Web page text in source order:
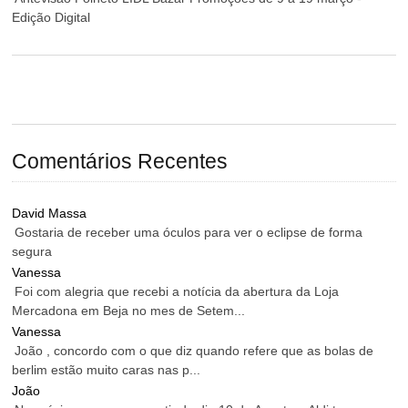
Edição Digital
Comentários Recentes
David Massa
Gostaria de receber uma óculos para ver o eclipse de forma
segura
Vanessa
Foi com alegria que recebi a notícia da abertura da Loja
Mercadona em Beja no mes de Setem...
Vanessa
João , concordo com o que diz quando refere que as bolas de
berlim estão muito caras nas p...
João